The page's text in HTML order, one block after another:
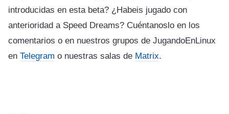
introducidas en esta beta? ¿Habeis jugado con
anterioridad a Speed Dreams? Cuéntanoslo en los
comentarios o en nuestros grupos de JugandoEnLinux
en Telegram o nuestras salas de Matrix.